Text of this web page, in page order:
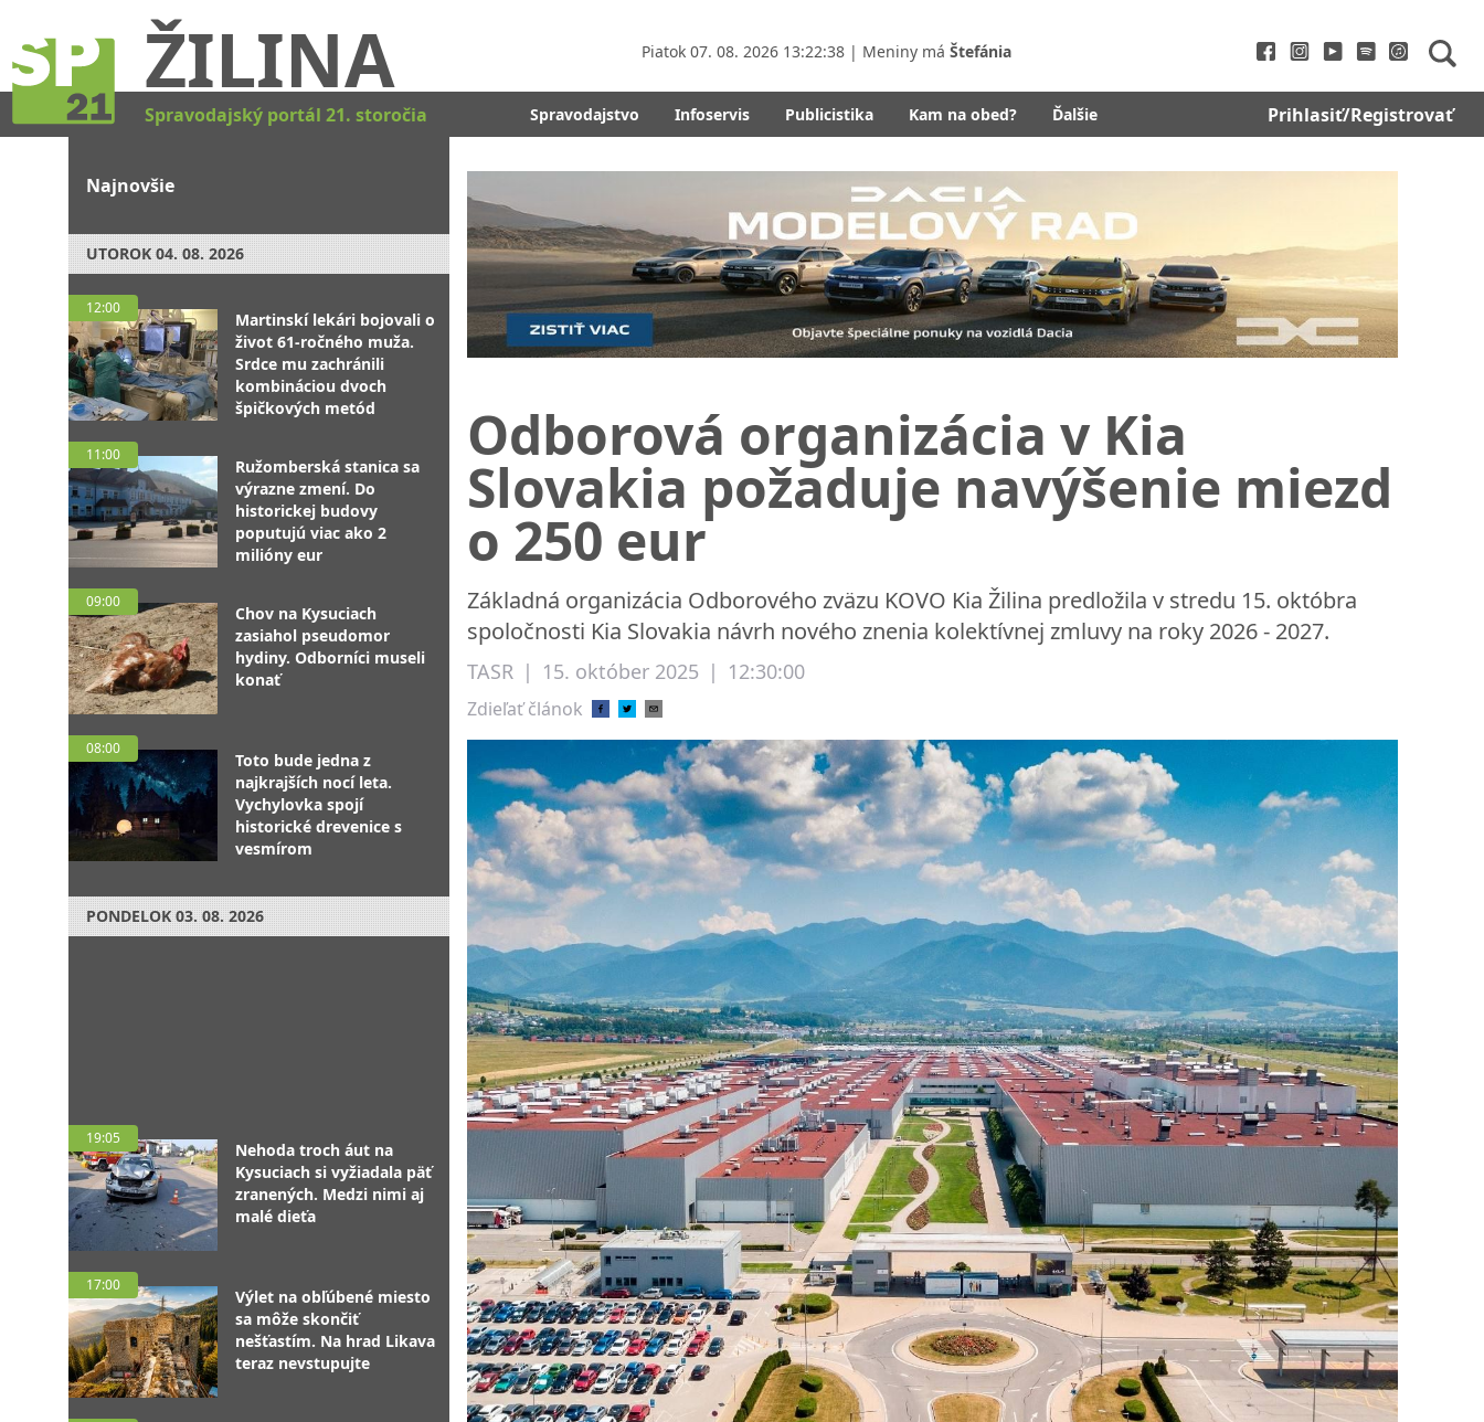
ŽILINA Piatok 07. 08. 2026 13:22:40 | Meniny má Štefánia
Spravodajský portál 21. storočia Spravodajstvo Infoservis Publicistika Kam na obed? Ďalšie Prihlasiť/Registrovať
Najnovšie
UTOROK 04. 08. 2026
12:00
Martinskí lekári bojovali o
život 61-ročného muža.
Srdce mu zachránili
kombináciou dvoch
špičkových metód
11:00
Ružomberská stanica sa
výrazne zmení. Do
historickej budovy
poputujú viac ako 2
milióny eur
09:00
Chov na Kysuciach
zasiahol pseudomor
hydiny. Odborníci museli
konať
08:00
Toto bude jedna z
najkrajších nocí leta.
Vychylovka spojí
historické drevenice s
vesmírom
PONDELOK 03. 08. 2026
19:05
Nehoda troch áut na
Kysuciach si vyžiadala päť
zranených. Medzi nimi aj
malé dieťa
17:00
Výlet na obľúbené miesto
sa môže skončiť
nešťastím. Na hrad Likava
teraz nevstupujte
Odborová organizácia v Kia
Slovakia požaduje navýšenie miezd
o 250 eur
Základná organizácia Odborového zväzu KOVO Kia Žilina predložila v stredu 15. októbra
spoločnosti Kia Slovakia návrh nového znenia kolektívnej zmluvy na roky 2026 - 2027.
TASR | 15. október 2025 | 12:30:00
Zdieľať článok